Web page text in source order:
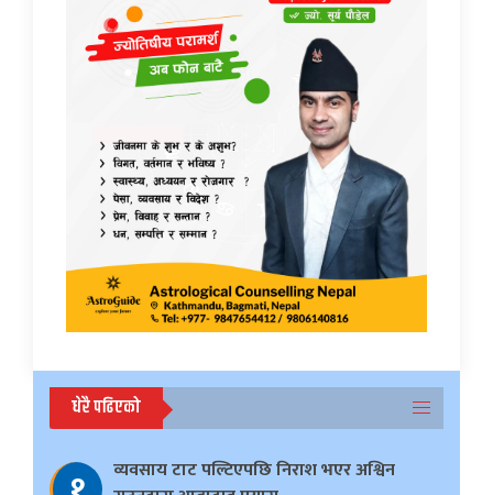
धेरै पढिएको
व्यवसाय टाट पल्टिएपछि निराश भएर अश्विन